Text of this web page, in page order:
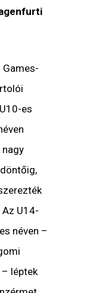
Games-
es
U14-
néven –
léptek